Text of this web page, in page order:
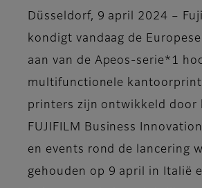
Düsseldorf, 9 april 2024 –
kondigt vandaag de
aan van de Apeos-serie*1
multifunctionele
printers zijn ontwikkeld door
FUJIFILM Business
en events rond de lancering
gehouden op 9 april in Italië